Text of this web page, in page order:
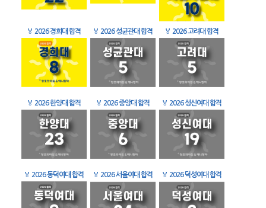
🏅 2026 경희대 합격 🏅 2026 성균관대 합격 🏅 2026 고려대 합격
🏅 2026 한양대 합격 🏅 2026 중앙대 합격 🏅 2026 성신여대 합격
🏅 2026 동덕여대 합격 🏅 2026 서울여대 합격 🏅 2026 덕성여대 합격